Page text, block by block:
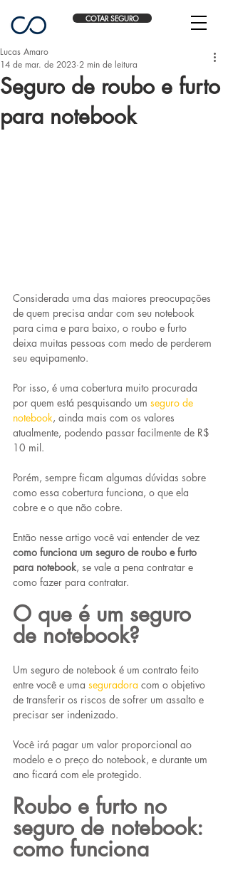
COTAR SEGURO
Seguro de roubo e furto
para notebook
Lucas Amaro
14 de mar. de 2023 2 min de leitura
Considerada uma das maiores preocupações
de quem precisa andar com seu notebook
para cima e para baixo, o roubo e furto
deixa muitas pessoas com medo de perderem
seu equipamento.
Por isso, é uma cobertura muito procurada
por quem está pesquisando um seguro de
notebook, ainda mais com os valores
atualmente, podendo passar facilmente de R$
10 mil.
Porém, sempre ficam algumas dúvidas sobre
como essa cobertura funciona, o que ela
cobre e o que não cobre.
Então nesse artigo você vai entender de vez
como funciona um seguro de roubo e furto
para notebook, se vale a pena contratar e
como fazer para contratar.
O que é um seguro
de notebook?
Um seguro de notebook é um contrato feito
entre você e uma seguradora com o objetivo
de transferir os riscos de sofrer um assalto e
precisar ser indenizado.
Você irá pagar um valor proporcional ao
modelo e o preço do notebook, e durante um
ano ficará com ele protegido.
Roubo e furto no
seguro de notebook:
como funciona